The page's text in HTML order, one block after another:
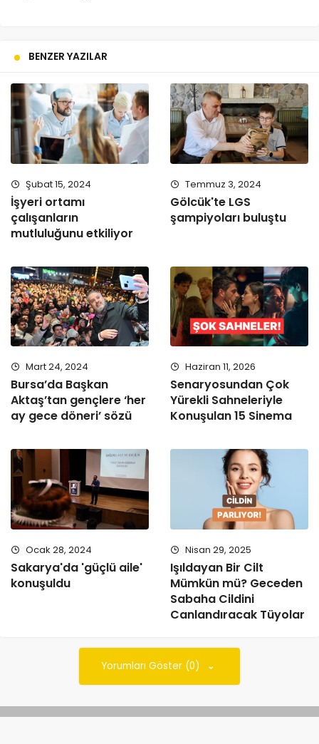
BENZER YAZILAR
Şubat 15, 2024
İşyeri ortamı
çalışanların
mutluluğunu etkiliyor
Temmuz 3, 2024
Gölcük'te LGS
şampiyoları buluştu
Mart 24, 2024
Bursa’da Başkan
Aktaş’tan gençlere ‘her
ay gece döneri’ sözü
Haziran 11, 2026
Senaryosundan Çok
Yürekli Sahneleriyle
Konuşulan 15 Sinema
Ocak 28, 2024
Sakarya'da 'güçlü aile'
konuşuldu
Nisan 29, 2025
Işıldayan Bir Cilt
Mümkün mü? Geceden
Sabaha Cildini
Canlandıracak Tüyolar
Yorumları Göster (0)